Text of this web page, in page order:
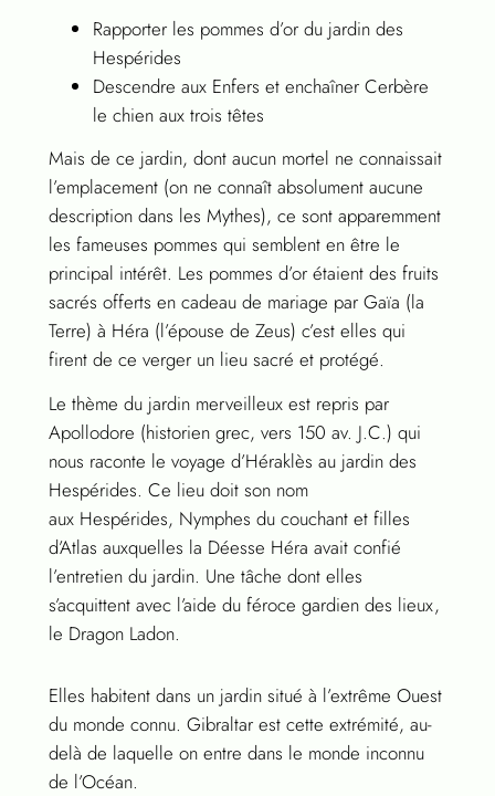
Rapporter les pommes d’or du jardin des
Hespérides
Descendre aux Enfers et enchaîner Cerbère
le chien aux trois têtes
Mais de ce jardin, dont aucun mortel ne connaissait
l’emplacement (on ne connaît absolument aucune
description dans les Mythes), ce sont apparemment
les fameuses pommes qui semblent en être le
principal intérêt. Les pommes d’or étaient des fruits
sacrés offerts en cadeau de mariage par Gaïa (la
Terre) à Héra (l’épouse de Zeus) c’est elles qui
firent de ce verger un lieu sacré et protégé.
Le thème du jardin merveilleux est repris par
Apollodore (historien grec, vers 150 av. J.C.) qui
nous raconte le voyage d’Héraklès au jardin des
Hespérides. Ce lieu doit son nom
aux Hespérides, Nymphes du couchant et filles
d’Atlas auxquelles la Déesse Héra avait confié
l’entretien du jardin. Une tâche dont elles
s’acquittent avec l’aide du féroce gardien des lieux,
le Dragon Ladon.
Elles habitent dans un jardin situé à l’extrême Ouest
du monde connu. Gibraltar est cette extrémité, au-
delà de laquelle on entre dans le monde inconnu
de l’Océan.